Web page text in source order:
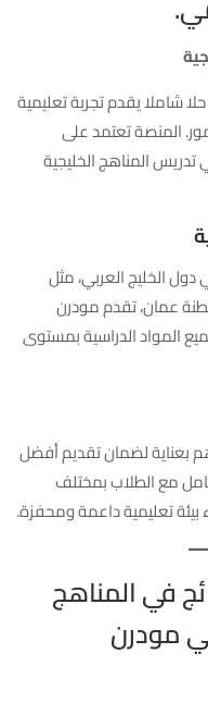
شاملا يقدم تجربة تعليمية
المنصة تعتمد على
المناهج الخليجية
الخليج العربي، مثل
عمان، تقدم مودرن
المواد الدراسية بمستوى
بعناية لضمان تقديم أفضل
مع الطلاب بمختلف
بيئة تعليمية داعمة ومحفزة.
في المناهج
مودرن